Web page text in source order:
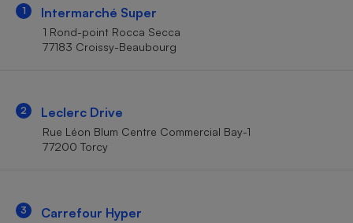
1 Intermarché Super
1 Rond-point Rocca Secca
77183 Croissy-Beaubourg
2 Leclerc Drive
Rue Léon Blum Centre Commercial Bay-1
77200 Torcy
3 Carrefour Hyper
Téléphone mobile -